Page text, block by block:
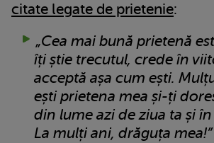
citate legate de prietenie:
„Cea mai bună prietenă
îți știe trecutul, crede în
acceptă așa cum ești.
ești prietena mea și-ți
din lume azi de ziua ta și
La mulți ani, drăguța mea!”